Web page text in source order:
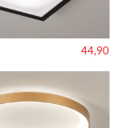
44,90